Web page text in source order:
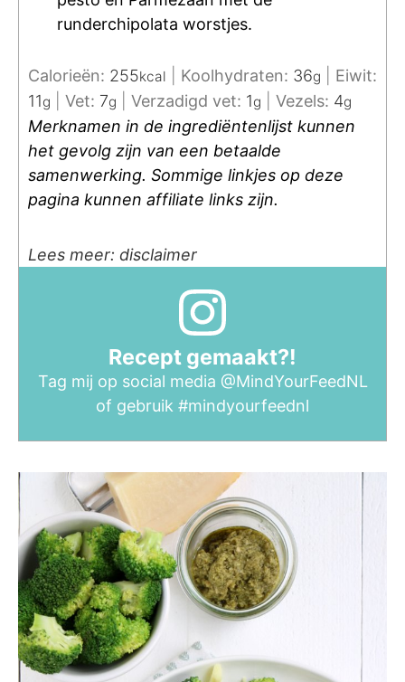
runderchipolata worstjes.
Calorieën: 255kcal Koolhydraten: 36g
Eiwit:
11g Vet: 7g Verzadigd vet: 1g Vezels: 4g
Merknamen in de ingrediëntenlijst kunnen
het gevolg zijn van een betaalde
samenwerking. Sommige linkjes op deze
pagina kunnen affiliate links zijn.
Lees meer: disclaimer
Recept gemaakt?!
Tag mij op social media @MindYourFeedNL
of gebruik #mindyourfeednl